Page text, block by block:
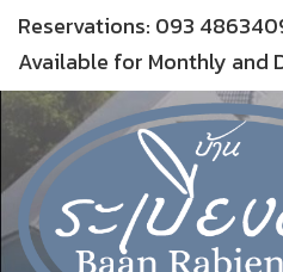
Reservations: 093
Available for Monthly and